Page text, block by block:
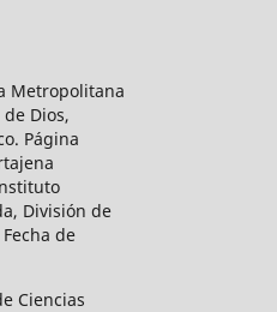
Metropolitana
Dios,
Página
División de
de
Ciencias